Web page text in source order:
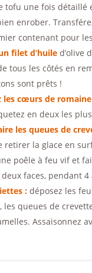
tofu une fois détaillé
enrober.
contenant pour
filet d’huile d’olive
tous les côtés en
sont prêts !
les cœurs de
en deux les
les queues de
retirer la glace en
poêle à feu vif et
faces, pendant 4
:déposez les
les queues de
Assaisonnez